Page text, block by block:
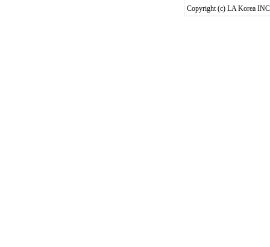
Copyright (c) LA Korea